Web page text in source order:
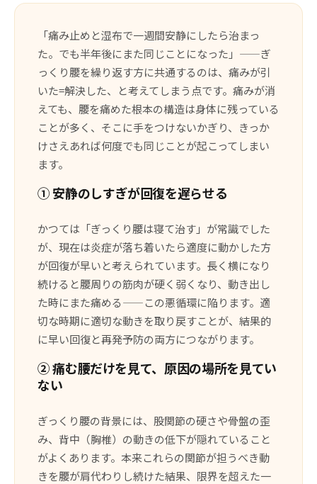
「痛み止めと湿布で一週間安静にしたら治まっ
た。でも半年後にまた同じことになった」——ぎ
っくり腰を繰り返す方に共通するのは、痛みが引
いた=解決した、と考えてしまう点です。痛みが消
えても、腰を痛めた根本の構造は身体に残っている
ことが多く、そこに手をつけないかぎり、きっか
けさえあれば何度でも同じことが起こってしまい
ます。
① 安静のしすぎが回復を遅らせる
かつては「ぎっくり腰は寝て治す」が常識でした
が、現在は炎症が落ち着いたら適度に動かした方
が回復が早いと考えられています。長く横になり
続けると腰周りの筋肉が硬く弱くなり、動き出し
た時にまた痛める——この悪循環に陥ります。適
切な時期に適切な動きを取り戻すことが、結果的
に早い回復と再発予防の両方につながります。
② 痛む腰だけを見て、原因の場所を見てい
ない
ぎっくり腰の背景には、股関節の硬さや骨盤の歪
み、背中（胸椎）の動きの低下が隠れていること
がよくあります。本来これらの関節が担うべき動
きを腰が肩代わりし続けた結果、限界を超えた一